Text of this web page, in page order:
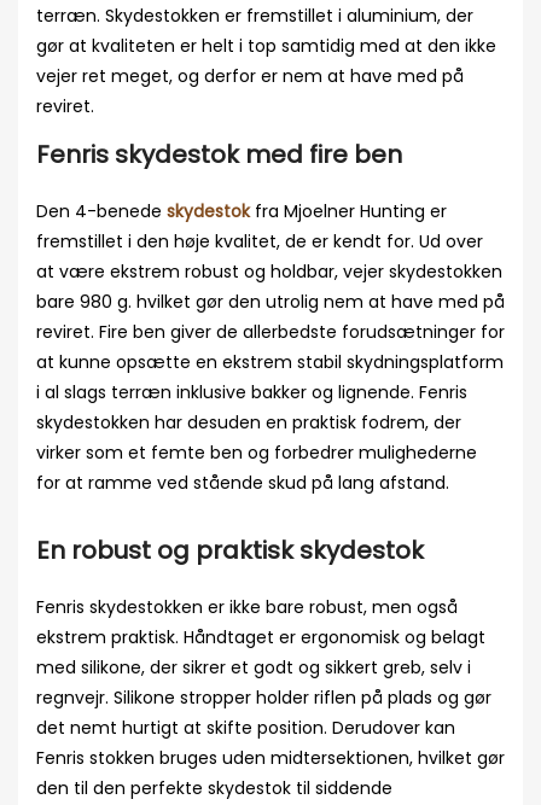
terræn. Skydestokken er fremstillet i aluminium, der
gør at kvaliteten er helt i top samtidig med at den ikke
vejer ret meget, og derfor er nem at have med på
reviret.
Fenris skydestok med fire ben
Den 4-benede skydestokfra Mjoelner Hunting er
fremstillet i den høje kvalitet, de er kendt for. Ud over
at være ekstrem robust og holdbar, vejer skydestokken
bare 980 g. hvilket gør den utrolig nem at have med på
reviret. Fire ben giver de allerbedste forudsætninger for
at kunne opsætte en ekstrem stabil skydningsplatform
i al slags terræn inklusive bakker og lignende. Fenris
skydestokken har desuden en praktisk fodrem, der
virker som et femte ben og forbedrer mulighederne
for at ramme ved stående skud på lang afstand.
En robust og praktisk skydestok
Fenris skydestokken er ikke bare robust, men også
ekstrem praktisk. Håndtaget er ergonomisk og belagt
med silikone, der sikrer et godt og sikkert greb, selv i
regnvejr. Silikone stropper holder riflen på plads og gør
det nemt hurtigt at skifte position. Derudover kan
Fenris stokken bruges uden midtersektionen, hvilket gør
den til den perfekte skydestok til siddende